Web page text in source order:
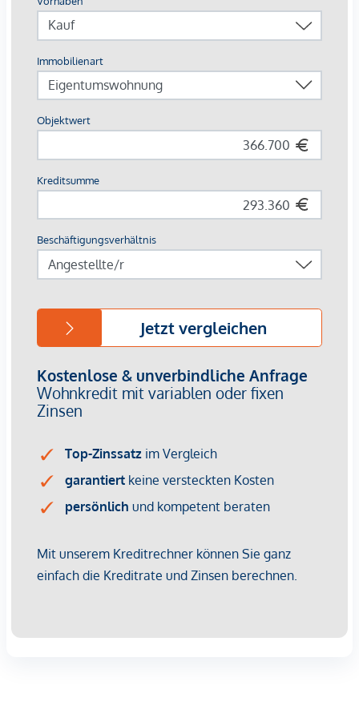
26 Tiefgaragenstellplätze
Photovoltaik | Fernwärme
Gemeinschaftsflächen
Innenhof-Ruheoase
Nahversorger im Haus
AUSSTATTUNG
Eichenparkettboden
Bodentiefe Fenster
Klimaanlage in den Dachgeschossen
Großzügige Freiflächen
E-Mobilität
Elektrischer Sonnenschutz
Für nähere Informationen besuchen Sie gerne unsere
https://www.winegg.at/de/wohnprojekte/
44-1050-wien-siebenbrunnengasse/ oder vereinbaren Sie
einenpersönlichen Beratungstermin
NACHHALTIGKEIT
konsequent umgesetzt – von der ersten Planung bis zur
auf Ressourcenschonung entsteht ein Wohnraum, der mehr
bietet als nur gutes Design. Es geht um ein Zuhause, das
Wohnkonzepte, die nachhaltigen Lebensraum schaffen,